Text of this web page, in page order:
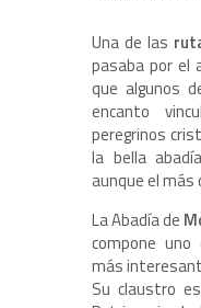
Una de las
pasaba por el
que algunos
encanto
peregrinos
la bella
aunque el más
La Abadía de
compone
más
Su claustro